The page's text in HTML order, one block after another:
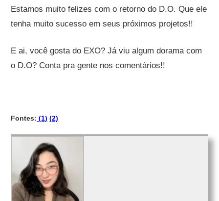
Estamos muito felizes com o retorno do D.O. Que ele
tenha muito sucesso em seus próximos projetos!!
E ai, você gosta do EXO? Já viu algum dorama com
o D.O? Conta pra gente nos comentários!!
Fontes: (1) (2)